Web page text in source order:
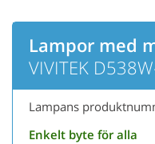
Lampor med
VIVITEK
Lampans
Enkelt byte för alla